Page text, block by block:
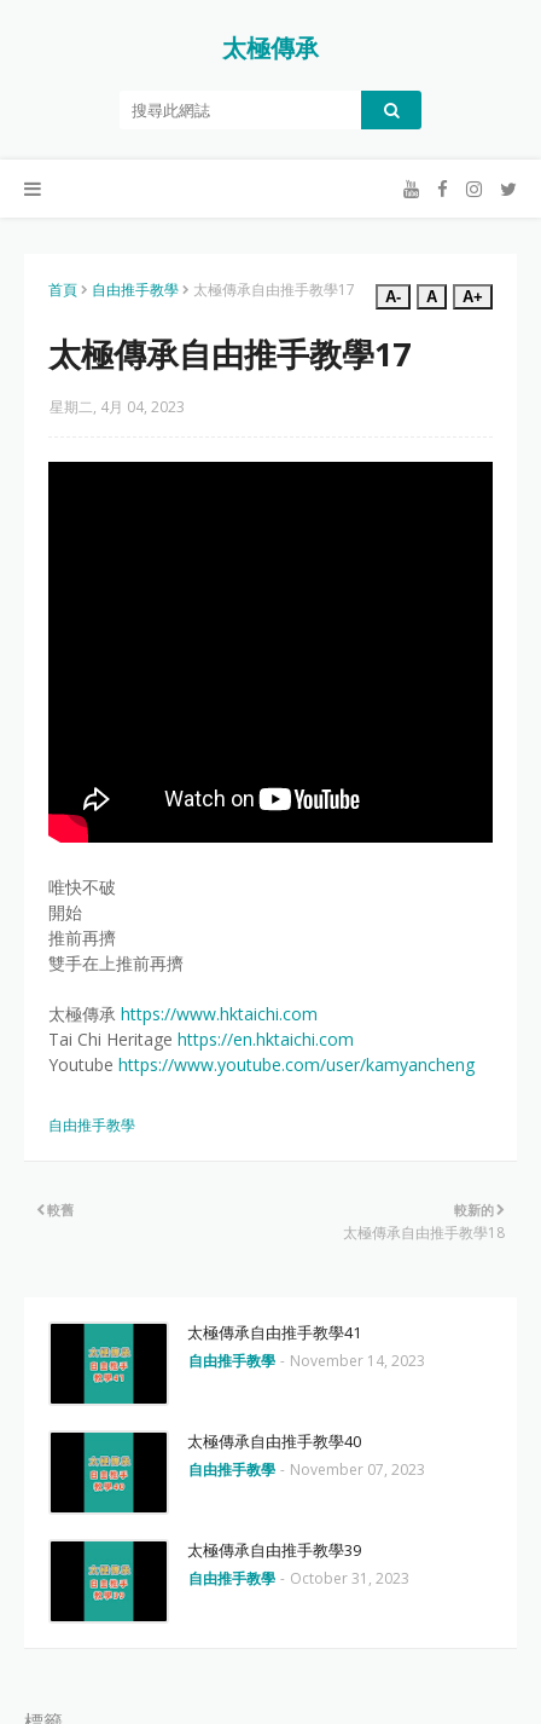
太極傳承
首頁 自由推手教學 太極傳承自由推手教學17 A- A A+
太極傳承自由推手教學17
星期二, 4月 04, 2023
唯快不破
開始
推前再擠
雙手在上推前再擠
太極傳承 https://www.hktaichi.com
Tai Chi Heritage https://en.hktaichi.com
Youtube https://www.youtube.com/user/kamyancheng
自由推手教學
較新的
太極傳承自由推手教學18
較舊
太極傳承自由推手教學41
自由推手教學 - November 14, 2023
太極傳承自由推手教學40
自由推手教學 - November 07, 2023
太極傳承自由推手教學39
自由推手教學 - October 31, 2023